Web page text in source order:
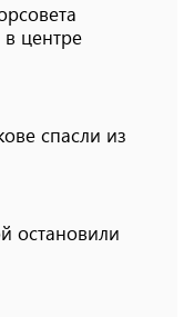
в центре
спасли из
остановили